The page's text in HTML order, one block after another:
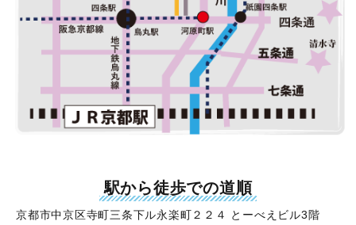
駅から徒歩での道順
京都市中京区寺町三条下ル永楽町２２４ とーべえビル3階